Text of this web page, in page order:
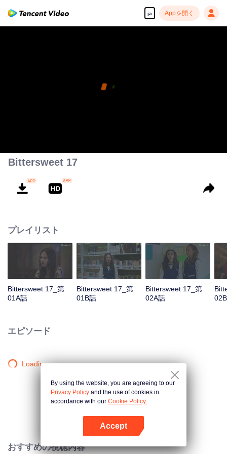
ja Appを開く
Bittersweet 17
プレイリスト
Bittersweet 17_第
01A話
Bittersweet 17_第
01B話
Bittersweet 17_第
02A話
エピソード
Loading…
おすすめの視聴内容
By using the website, you are agreeing to our
Privacy Policy and the use of cookies in
accordance with our Cookie Policy.
Accept